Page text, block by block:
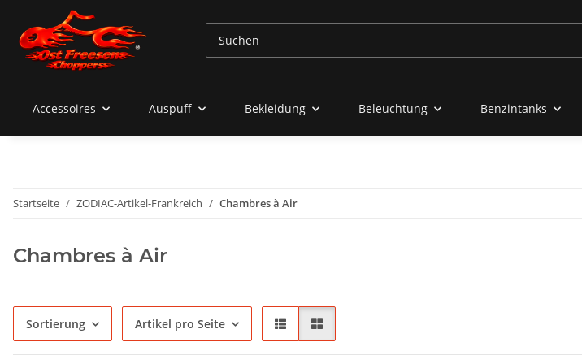
Accessoires Auspuff Bekleidung Beleuchtung Benzintanks
Startseite ZODIAC-Artikel-Frankreich Chambres à Air
Chambres à Air
Sortierung Artikel pro Seite